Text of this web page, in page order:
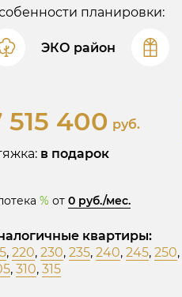
планировки:
ЭКО район
515 400 руб.
в подарок
% от 0 руб./мес.
квартиры:
, 220, 230, 235, 240, 245, 250,
, 310, 315